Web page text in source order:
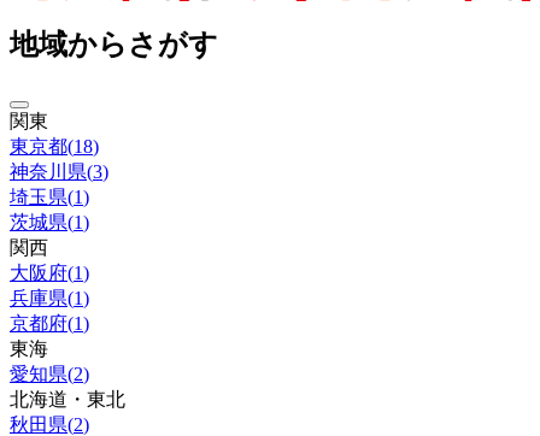
地域からさがす
関東
東京都(18)
神奈川県(3)
埼玉県(1)
茨城県(1)
関西
大阪府(1)
兵庫県(1)
京都府(1)
東海
愛知県(2)
北海道・東北
秋田県(2)